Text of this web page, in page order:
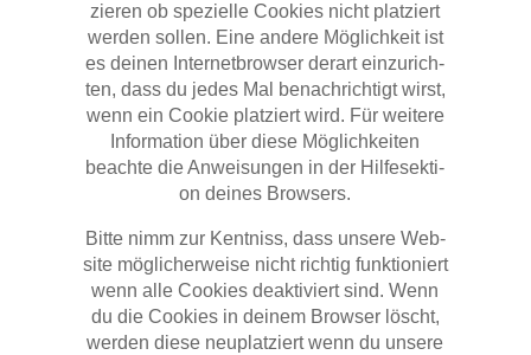
zie­ren ob spe­zi­el­le Coo­kies nicht plat­ziert
wer­den sol­len. Eine ande­re Mög­lich­keit ist
es dei­nen Inter­net­brow­ser der­art ein­zu­rich­
ten, dass du jedes Mal benach­rich­tigt wirst,
wenn ein Coo­kie plat­ziert wird. Für wei­te­re
Infor­ma­ti­on über die­se Mög­lich­kei­ten
beach­te die Anwei­sun­gen in der Hilf­e­sek­ti­
on dei­nes Browsers.
Bit­te nimm zur Kent­niss, dass unse­re Web­
site mög­li­cher­wei­se nicht rich­tig funk­tio­niert
wenn alle Coo­kies deak­ti­viert sind. Wenn
du die Coo­kies in dei­nem Brow­ser löscht,
wer­den die­se neu­plat­ziert wenn du unse­re